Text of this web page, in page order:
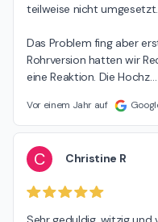
teilweise nicht umgesetzt.
Das Problem fing aber
Rohrversion hatten wir
eine Reaktion. Die Hochz…
Vor einem Jahr auf
C Christine R